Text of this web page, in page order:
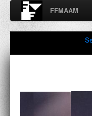
FFMAAM
Fondo Francesco
A.A.M. Architettura
Percorsi, nodi,